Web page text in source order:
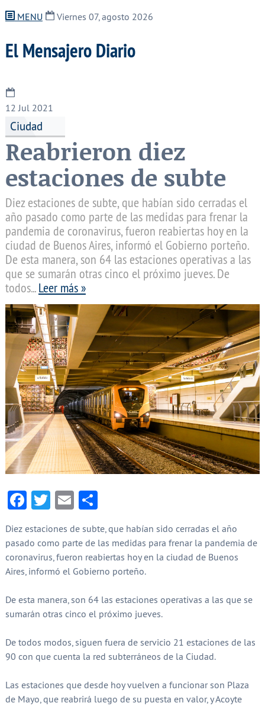
MENU Viernes 07, agosto 2026
El Mensajero Diario
12 Jul 2021
Ciudad
Reabrieron diez
estaciones de subte
Diez estaciones de subte, que habían sido cerradas el
año pasado como parte de las medidas para frenar la
pandemia de coronavirus, fueron reabiertas hoy en la
ciudad de Buenos Aires, informó el Gobierno porteño.
De esta manera, son 64 las estaciones operativas a las
que se sumarán otras cinco el próximo jueves. De
todos...Leer más »
Facebook
Twitter
EmailCompartir
Diez estaciones de subte, que habían sido cerradas el año
pasado como parte de las medidas para frenar la pandemia de
coronavirus, fueron reabiertas hoy en la ciudad de Buenos
Aires, informó el Gobierno porteño.
De esta manera, son 64 las estaciones operativas a las que se
sumarán otras cinco el próximo jueves.
De todos modos, siguen fuera de servicio 21 estaciones de las
90 con que cuenta la red subterráneos de la Ciudad.
Las estaciones que desde hoy vuelven a funcionar son Plaza
de Mayo, que reabrirá luego de su puesta en valor, y Acoyte